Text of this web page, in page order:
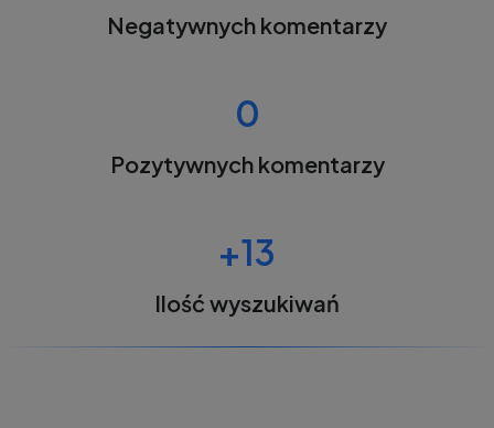
Negatywnych komentarzy
0
Pozytywnych komentarzy
+13
Ilość wyszukiwań